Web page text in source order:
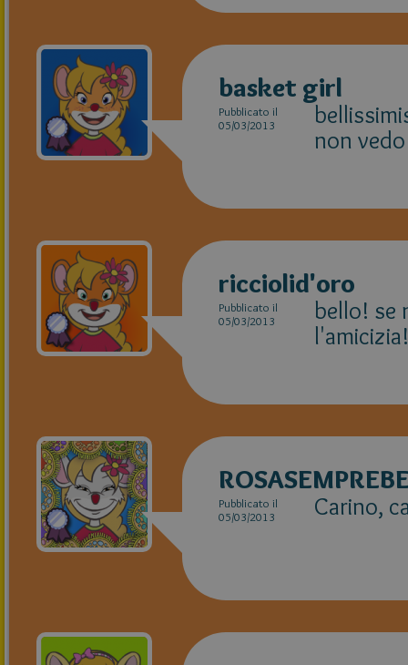
basket girl
Pubblicato il
05/03/2013
non
ricciolid'oro
Pubblicato il
05/03/2013
bello! se
l'amicizia!
Pubblicato il
05/03/2013
Carino,